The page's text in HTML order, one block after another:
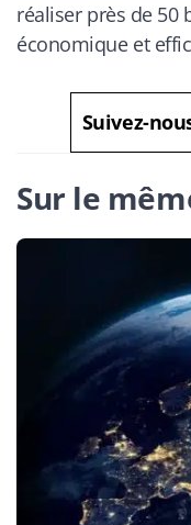
réaliser près de 50
économique et
Suivez-
Sur le